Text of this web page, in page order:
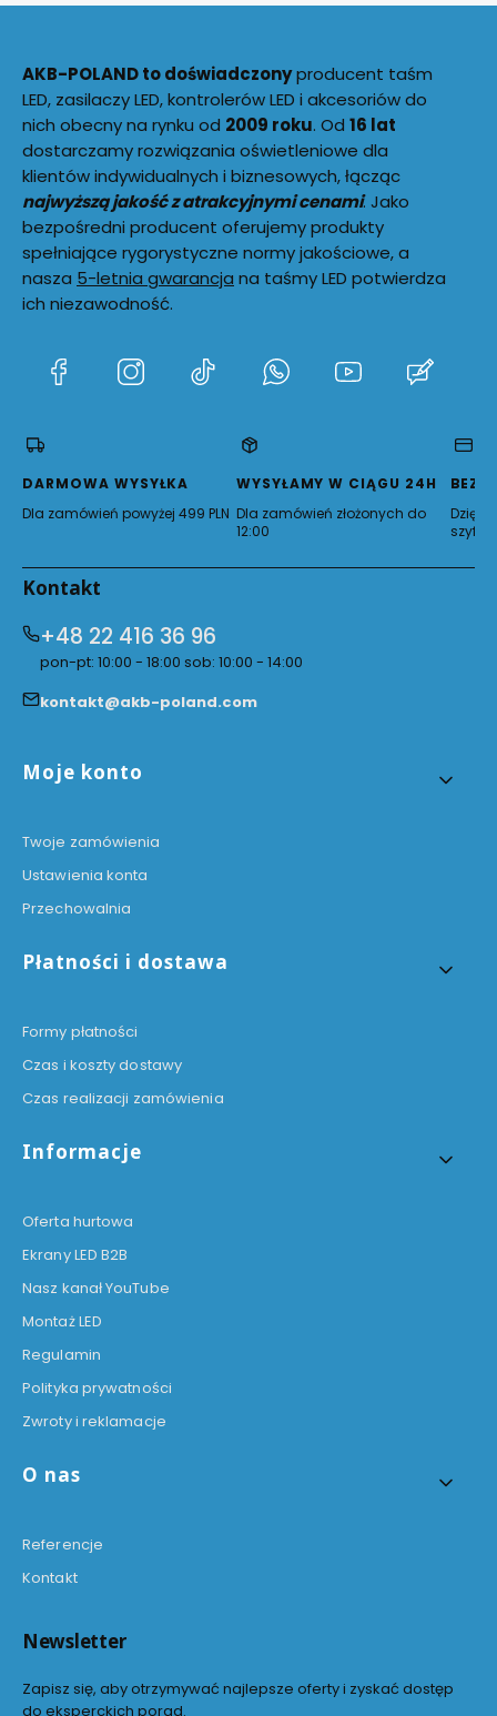
AKB-POLAND to doświadczonyproducent taśm
LED, zasilaczy LED, kontrolerów LED i akcesoriów do
nich obecny na rynku od 2009 roku. Od 16 lat
dostarczamy rozwiązania oświetleniowe dla
klientów indywidualnych i biznesowych, łącząc
najwyższą jakość z atrakcyjnymi cenami. Jako
bezpośredni producent oferujemy produkty
spełniające rygorystyczne normy jakościowe, a
nasza 5-letnia gwarancja na taśmy LED potwierdza
ich niezawodność.
(Otwiera
karcie)
(Otwiera
karcie)
(Otwiera
nowej
karcie)
(Otwiera
karcie)
(Otwiera
karcie)
nowej
karcie)
DARMOWA WYSYŁKA
Dla zamówień powyżej 499 PLN
WYSYŁAMY W CIĄGU 24H
Dla zamówień złożonych do
12:00
Dzięki
Kontakt
+48 22 416 36 96
pon-pt: 10:00 - 18:00 sob: 10:00 - 14:00
kontakt@akb-poland.com
Linki w stopce
Moje konto
Twoje zamówienia
Ustawienia konta
Przechowalnia
Płatności i dostawa
Formy płatności
Czas i koszty dostawy
Czas realizacji zamówienia
Informacje
Oferta hurtowa
Ekrany LED B2B
Nasz kanał YouTube
Montaż LED
Regulamin
Polityka prywatności
Zwroty i reklamacje
O nas
Referencje
Kontakt
Newsletter
Zapisz się, aby otrzymywać najlepsze oferty i zyskać dostęp
do eksperckich porad.